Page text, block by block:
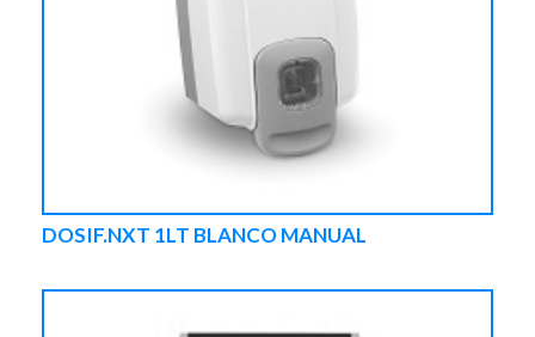
DOSIF.NXT 1LT BLANCO MANUAL